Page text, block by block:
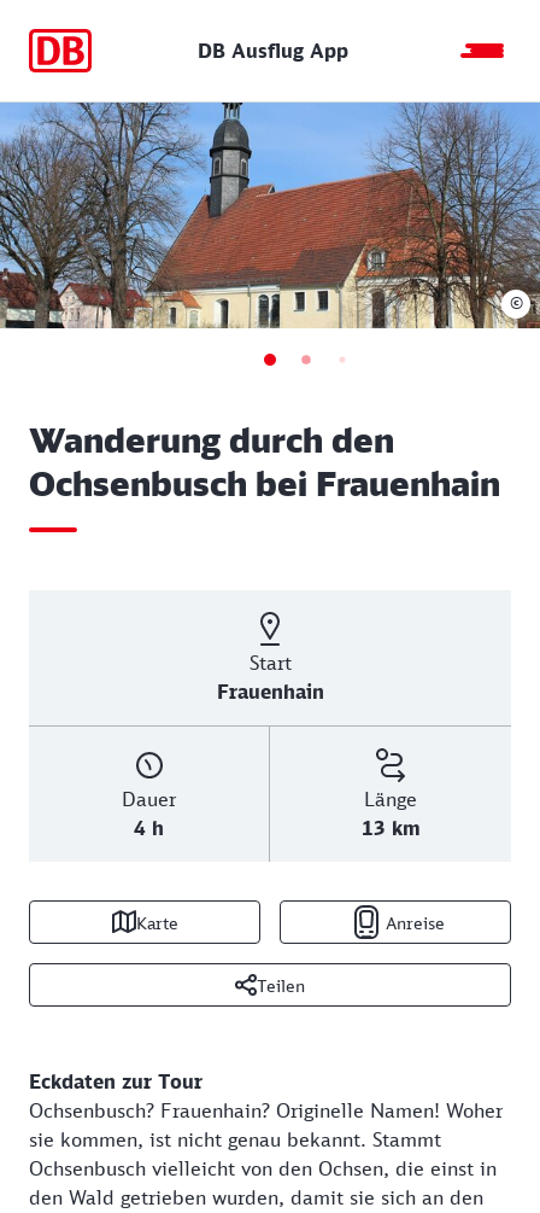
DB Ausflug App
Wanderung durch den
Ochsenbusch bei Frauenhain
Start
Frauenhain
Dauer
4 h
Länge
13 km
Karte Anreise
Teilen
©
Eckdaten zur Tour
Ochsenbusch? Frauenhain? Originelle Namen! Woher
sie kommen, ist nicht genau bekannt. Stammt
Ochsenbusch vielleicht von den Ochsen, die einst in
den Wald getrieben wurden, damit sie sich an den